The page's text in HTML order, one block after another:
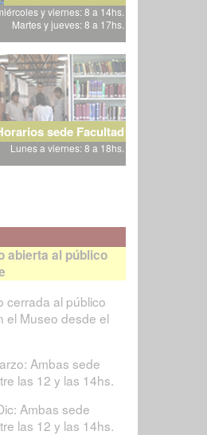
y viernes: 8 a 14hs.
Martes y jueves: 8 a 17hs.
sede Facultad
Lunes a viernes: 8 a 18hs.
abierta al público
cerrada al público
el Museo desde el
Ambas sede
las 12 y las 14hs.
Ambas sede
las 12 y las 14hs.